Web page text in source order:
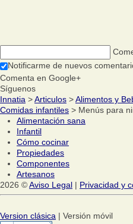
Notificarme de nuevos
Comenta en Google+
Síguenos
Innatia >Articulos >Alimentos y
Comidas infantiles > Menús para
Alimentación sana
Infantil
Cómo cocinar
Propiedades
Componentes
Artesanos
2026 ©Aviso Legal | Privacidad y
Version clásica | Versión móvil